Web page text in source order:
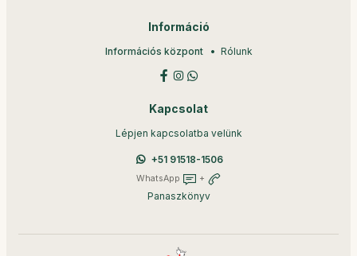
Információ
Információs központ Rólunk
Kapcsolat
Lépjen kapcsolatba velünk
+51 91518-1506
WhatsApp +
Panaszkönyv